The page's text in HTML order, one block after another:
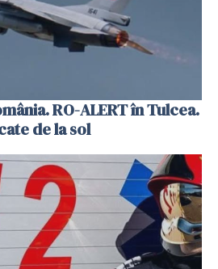
RO-ALERT în Tulcea.
de la sol